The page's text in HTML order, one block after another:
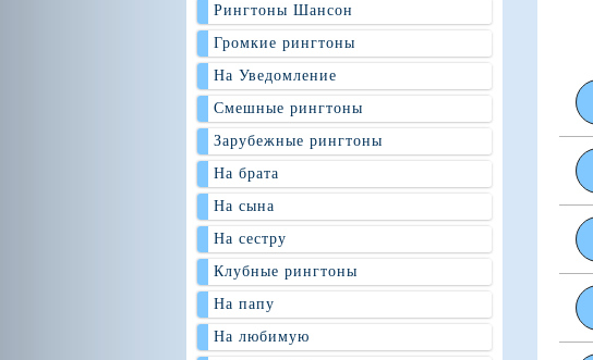
Рингтоны Шансон
Громкие рингтоны
На Уведомление
Смешные рингтоны
Зарубежные рингтоны
На брата
На сына
На сестру
Клубные рингтоны
На папу
На любимую